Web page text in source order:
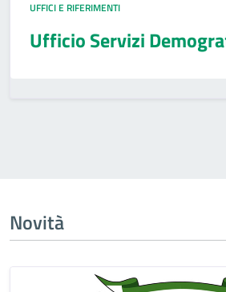
UFFICI E RIFERIMENTI
Ufficio Servizi
Novità